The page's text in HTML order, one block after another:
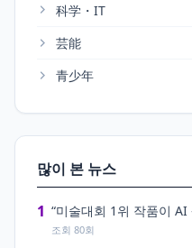
科学・IT
芸能
青少年
많이 본 뉴스
1 “미술대회 1위 작품이
조회 80회